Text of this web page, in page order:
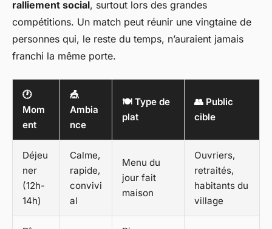
ralliement social, surtout lors des grandes
compétitions. Un match peut réunir une vingtaine de
personnes qui, le reste du temps, n’auraient jamais
franchi la même porte.
🕐
Mom
ent
🎪
Ambia
nce
🍽️ Type de
plat
👥 Public
cible
Déjeu
ner
(12h-
14h)
Calme,
rapide,
convivi
al
Menu du
jour fait
maison
Ouvriers,
retraités,
habitants du
village